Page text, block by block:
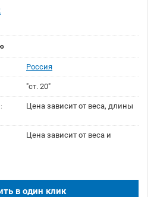
Россия
"ст. 20"
Цена зависит от веса, длины
Цена зависит от веса и
в один клик